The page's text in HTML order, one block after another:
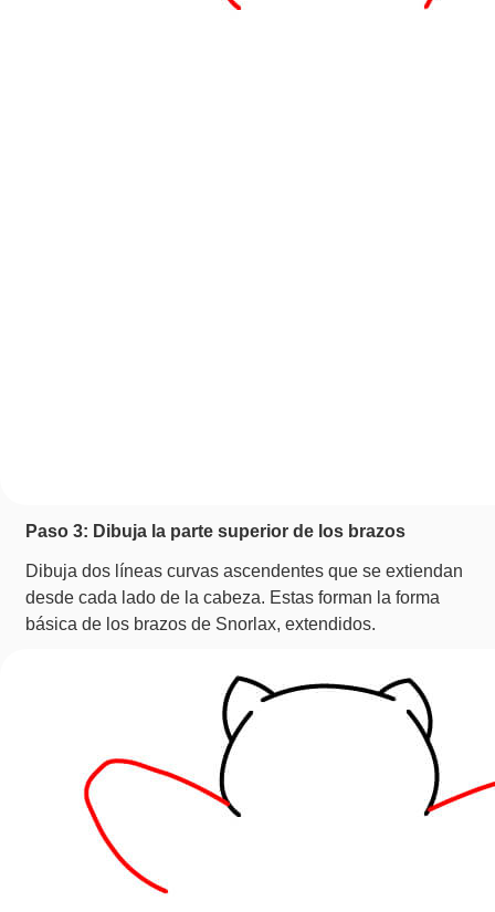
Paso 3: Dibuja la parte superior de los brazos
Dibuja dos líneas curvas ascendentes que se extiendan
desde cada lado de la cabeza. Estas forman la forma
básica de los brazos de Snorlax, extendidos.